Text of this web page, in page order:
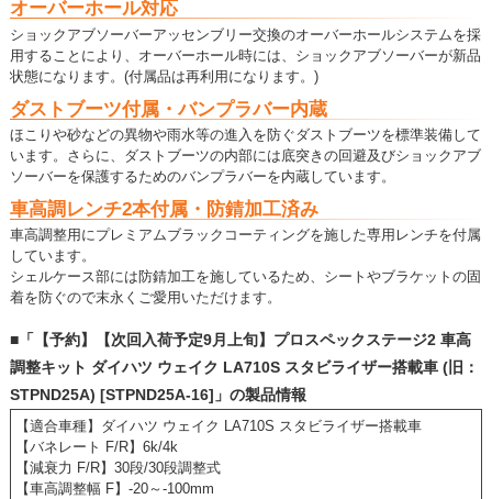
オーバーホール対応
ショックアブソーバーアッセンブリー交換のオーバーホールシステムを採
用することにより、オーバーホール時には、ショックアブソーバーが新品
状態になります。(付属品は再利用になります。)
ダストブーツ付属・バンプラバー内蔵
ほこりや砂などの異物や雨水等の進入を防ぐダストブーツを標準装備して
います。さらに、ダストブーツの内部には底突きの回避及びショックアブ
ソーバーを保護するためのバンプラバーを内蔵しています。
車高調レンチ2本付属・防錆加工済み
車高調整用にプレミアムブラックコーティングを施した専用レンチを付属
しています。
シェルケース部には防錆加工を施しているため、シートやブラケットの固
着を防ぐので末永くご愛用いただけます。
■「【予約】【次回入荷予定9月上旬】プロスペックステージ2 車高
調整キット ダイハツ ウェイク LA710S スタビライザー搭載車 (旧：
STPND25A) [STPND25A-16]」の製品情報
【適合車種】ダイハツ ウェイク LA710S スタビライザー搭載車
【バネレート F/R】6k/4k
【減衰力 F/R】30段/30段調整式
【車高調整幅 F】-20～-100mm